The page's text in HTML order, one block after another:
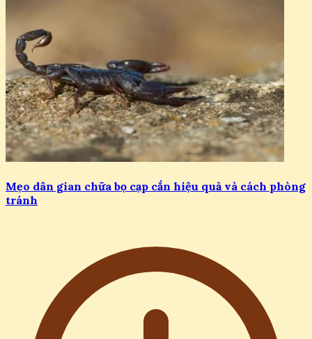
Mẹo dân gian chữa bọ cạp cắn hiệu quả và cách phòng
tránh